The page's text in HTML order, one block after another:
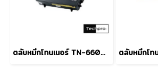
ตลับหมึกโทนเนอร์ TN-6600 ดำ Brother